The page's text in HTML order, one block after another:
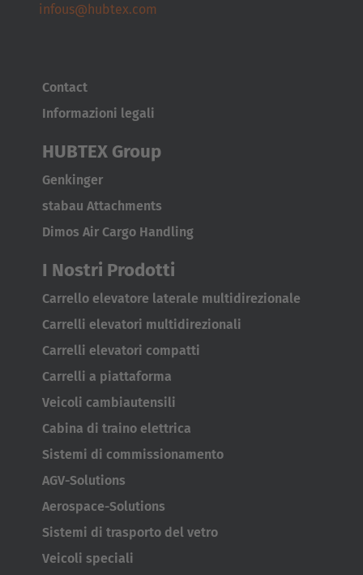
infous@hubtex.com
Contact
Informazioni legali
HUBTEX Group
Genkinger
stabau Attachments
Dimos Air Cargo Handling
I Nostri Prodotti
Carrello elevatore laterale multidirezionale
Carrelli elevatori multidirezionali
Carrelli elevatori compatti
Carrelli a piattaforma
Veicoli cambiautensili
Cabina di traino elettrica
Sistemi di commissionamento
AGV-Solutions
Aerospace-Solutions
Sistemi di trasporto del vetro
Veicoli speciali